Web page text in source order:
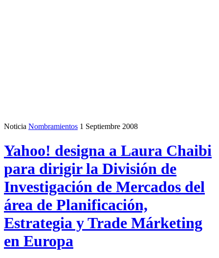
Noticia Nombramientos 1 Septiembre 2008
Yahoo! designa a Laura Chaibi
para dirigir la División de
Investigación de Mercados del
área de Planificación,
Estrategia y Trade Márketing
en Europa